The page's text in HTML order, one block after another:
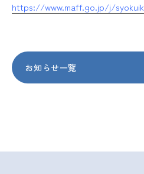
https://www.maff.go.jp/j/
お知らせ一覧